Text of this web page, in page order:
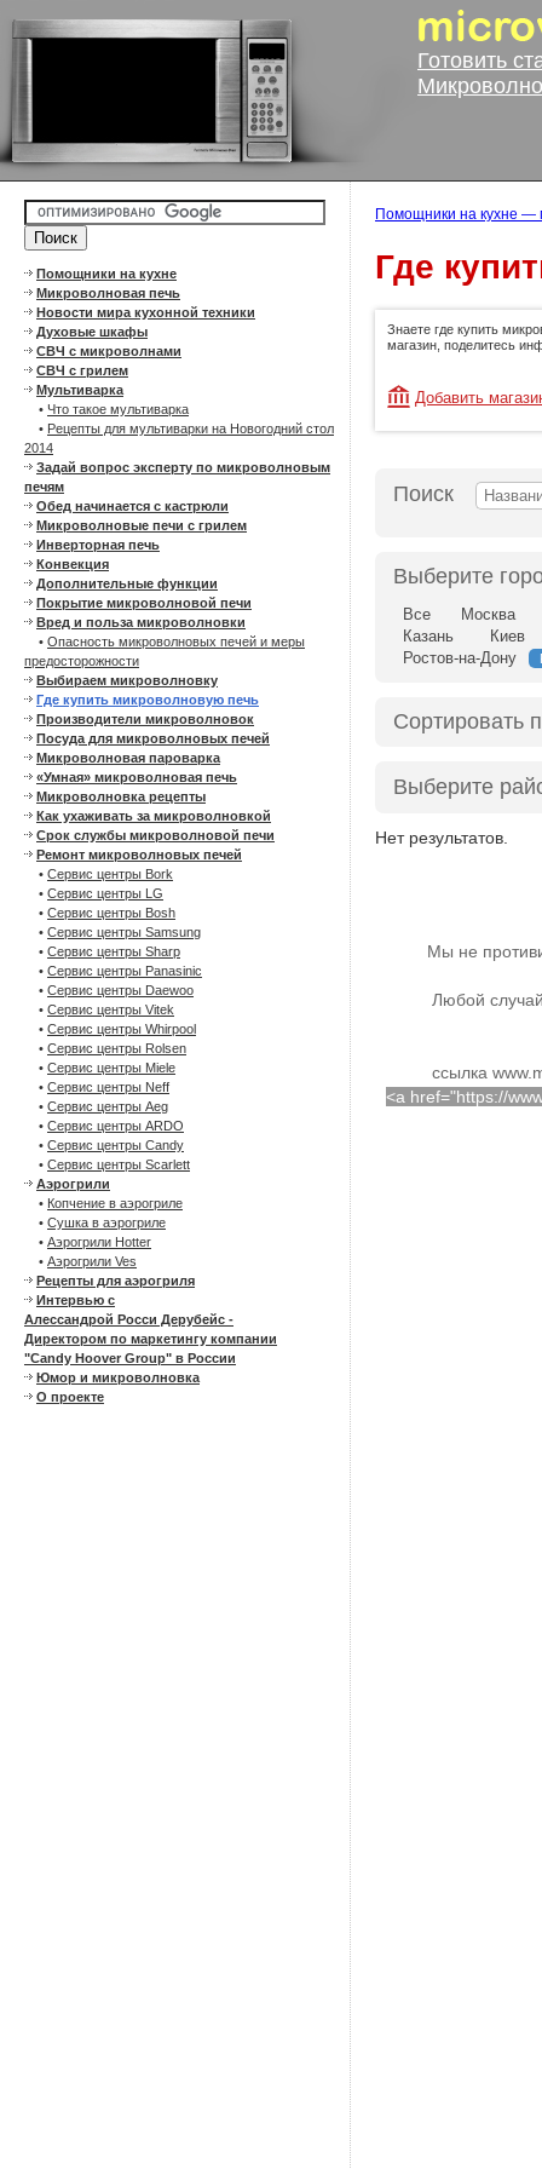
Готовить
Помощники на кухне
Микроволновая печь
Новости мира кухонной техники
Духовые шкафы
СВЧ с микроволнами
СВЧ с грилем
Мультиварка
• Что такое мультиварка
• Рецепты для мультиварки на Новогодний стол
2014
Задай вопрос эксперту по микроволновым
печям
Обед начинается с кастрюли
Микроволновые печи с грилем
Инверторная печь
Конвекция
Дополнительные функции
Покрытие микроволновой печи
Вред и польза микроволновки
• Опасность микроволновых печей и меры
предосторожности
Выбираем микроволновку
Где купить микроволновую печь
Производители микроволновок
Посуда для микроволновых печей
Микроволновая пароварка
«Умная» микроволновая печь
Микроволновка рецепты
Как ухаживать за микроволновкой
Срок службы микроволновой печи
Ремонт микроволновых печей
• Сервис центры Bork
• Сервис центры LG
• Сервис центры Bosh
• Сервис центры Samsung
• Сервис центры Sharp
• Сервис центры Panasinic
• Сервис центры Daewoo
• Сервис центры Vitek
• Сервис центры Whirpool
• Сервис центры Rolsen
• Сервис центры Miele
• Сервис центры Neff
• Сервис центры Aeg
• Сервис центры ARDO
• Сервис центры Candy
• Сервис центры Scarlett
Аэрогрили
• Копчение в аэрогриле
• Сушка в аэрогриле
• Аэрогрили Hotter
• Аэрогрили Ves
Рецепты для аэрогриля
Интервью с
Алессандрой Росси Дерубейс -
Директором по маркетингу компании
"Candy Hoover Group" в России
Юмор и микроволновка
О проекте
Помощники на кухне —
Где
Знаете где купить
магазин, поделитесь
Добавить
Поиск
Выберите
Все
Москва
Казань
Киев
Ростов-на-Дону
Сортировать
Выберите
Нет результатов.
Мы не
Любой
ссылка
<a href="https://